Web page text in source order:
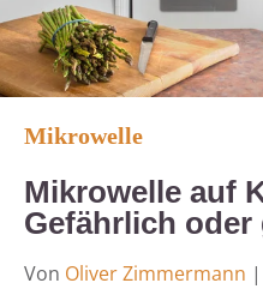
Mikrowelle
Mikrowelle auf
Gefährlich oder
Von Oliver Zimmermann |